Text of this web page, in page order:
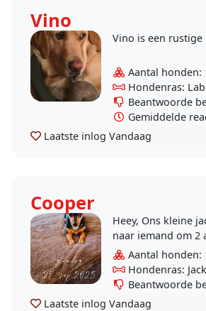
Vino
Aantal honden:
Hondenras:
Beantwoorde
Gemiddelde
Laatste inlog Vandaag
Cooper
Heey, Ons kleine jack russel cooper is op zoek
naar iemand om 2
spelen. Het is een enorme lieve, speelse hond
maar wel..
Aantal honden:
Hondenras:
Beantwoorde
Laatste inlog Vandaag